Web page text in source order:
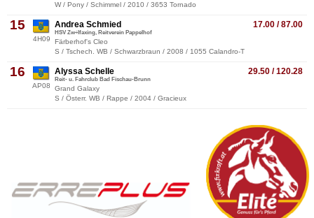
W / Pony / Schimmel / 2010 / 3653 Tornado
15
4H09
17.00 / 87.00
Andrea Schmied
HSV Zw÷lfaxing, Reitverein Pappelhof
Färberhof's Cleo
S / Tschech. WB / Schwarzbraun / 2008 / 1055 Calandro-T
16
AP08
29.50 / 120.28
Alyssa Schelle
Reit- u. Fahrclub Bad Fischau-Brunn
Grand Galaxy
S / Österr. WB / Rappe / 2004 / Gracieux